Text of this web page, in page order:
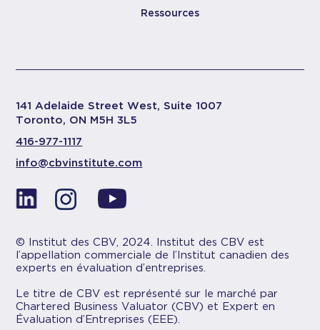
Ressources
141 Adelaide Street West, Suite 1007
Toronto, ON M5H 3L5
416-977-1117
info@cbvinstitute.com
© Institut des CBV, 2024. Institut des CBV est
l’appellation commerciale de l’Institut canadien des
experts en évaluation d’entreprises.
Le titre de CBV est représenté sur le marché par
Chartered Business Valuator (CBV) et Expert en
Évaluation d’Entreprises (EEE).